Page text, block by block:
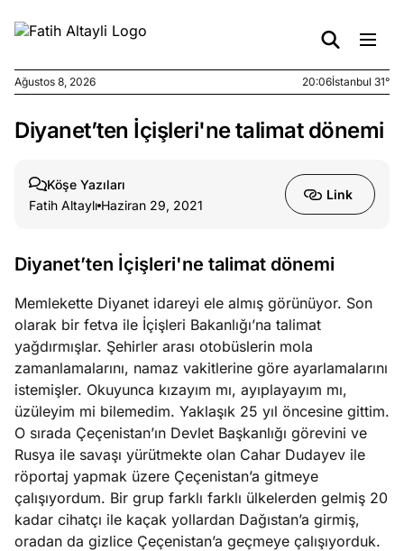
Ağustos
yasalar
Ağustos
stok
caiz
Ağustos
4, 2026
umutlu
ister
Köşe
Yazıları
Spor
Yazıları
Yazıları
Ağustos 8, 2026 20:06İstanbul 31°
Diyanet’ten İçişleri'ne talimat dönemi
Köşe Yazıları
Fatih Altaylı Haziran 29, 2021
Link
Diyanet’ten İçişleri'ne talimat dönemi
Memlekette Diyanet idareyi ele almış görünüyor. Son
olarak bir fetva ile İçişleri Bakanlığı’na talimat
yağdırmışlar. Şehirler arası otobüslerin mola
zamanlamalarını, namaz vakitlerine göre ayarlamalarını
istemişler. Okuyunca kızayım mı, ayıplayayım mı,
üzüleyim mi bilemedim. Yaklaşık 25 yıl öncesine gittim.
O sırada Çeçenistan’ın Devlet Başkanlığı görevini ve
Rusya ile savaşı yürütmekte olan Cahar Dudayev ile
röportaj yapmak üzere Çeçenistan’a gitmeye
çalışıyordum. Bir grup farklı farklı ülkelerden gelmiş 20
kadar cihatçı ile kaçak yollardan Dağıstan’a girmiş,
oradan da gizlice Çeçenistan’a geçmeye çalışıyorduk.